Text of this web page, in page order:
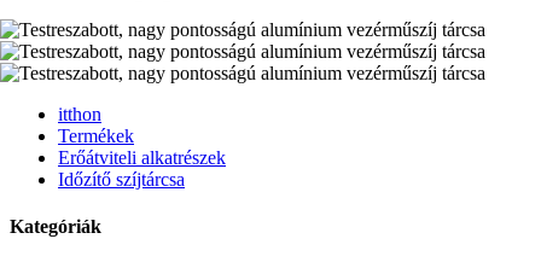
itthon
Termékek
Erőátviteli alkatrészek
Időzítő szíjtárcsa
Kategóriák